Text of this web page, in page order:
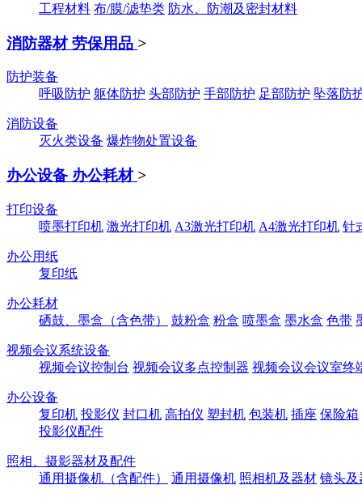
工程材料 布/膜/滤垫类 防水、防潮及密封材料
消防器材 劳保用品 >
防护装备
呼吸防护 躯体防护 头部防护 手部防护 足部防护 坠落防
消防设备
灭火类设备 爆炸物处置设备
办公设备 办公耗材 >
打印设备
喷墨打印机 激光打印机 A3激光打印机 A4激光打印机 针
办公用纸
复印纸
办公耗材
硒鼓、墨盒（含色带）
鼓粉盒 粉盒 喷墨盒 墨水盒 色带
视频会议系统设备
视频会议控制台 视频会议多点控制器 视频会议会议室终
办公设备
复印机 投影仪 封口机 高拍仪 塑封机 包装机 插座 保险箱
投影仪配件
照相、摄影器材及配件
通用摄像机（含配件）
通用摄像机 照相机及器材 镜头及